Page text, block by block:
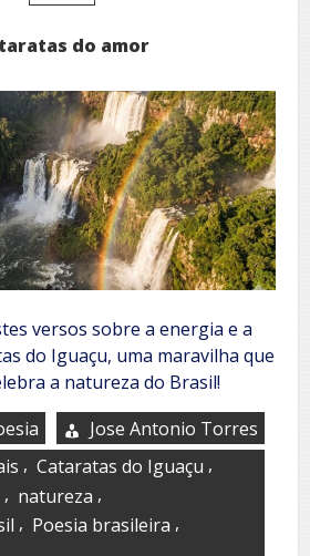
do amor
versos sobre a energia e a
do Iguaçu, uma maravilha que
a natureza do Brasil!
Jose Antonio Torres
, Cataratas do Iguaçu ,
, natureza ,
, Poesia brasileira ,